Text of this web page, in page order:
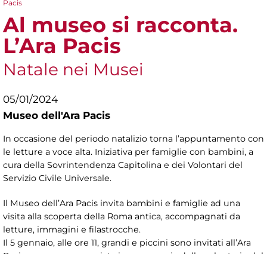
Tu sei qui
Pacis
Al museo si racconta.
L’Ara Pacis
Natale nei Musei
05/01/2024
Museo dell'Ara Pacis
In occasione del periodo natalizio torna l’appuntamento con
le letture a voce alta. Iniziativa per famiglie con bambini, a
cura della Sovrintendenza Capitolina e dei Volontari del
Servizio Civile Universale.
Il Museo dell’Ara Pacis invita bambini e famiglie ad una
visita alla scoperta della Roma antica, accompagnati da
letture, immagini e filastrocche.
Il 5 gennaio, alle ore 11, grandi e piccini sono invitati all’Ara